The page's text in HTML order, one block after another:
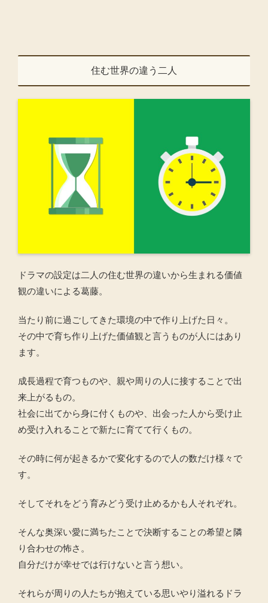
住む世界の違う二人
ドラマの設定は二人の住む世界の違いから生まれる価値
観の違いによる葛藤。
当たり前に過ごしてきた環境の中で作り上げた日々。
その中で育ち作り上げた価値観と言うものが人にはあり
ます。
成長過程で育つものや、親や周りの人に接することで出
来上がるもの。
社会に出てから身に付くものや、出会った人から受け止
め受け入れることで新たに育てて行くもの。
その時に何が起きるかで変化するので人の数だけ様々で
す。
そしてそれをどう育みどう受け止めるかも人それぞれ。
そんな奥深い愛に満ちたことで決断することの希望と隣
り合わせの怖さ。
自分だけが幸せでは行けないと言う想い。
それらが周りの人たちが抱えている思いやり溢れるドラ